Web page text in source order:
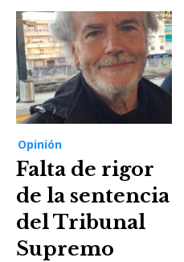
Opinión
Falta de rigor
de la sentencia
del Tribunal
Supremo